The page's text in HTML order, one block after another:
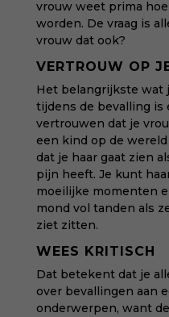
vrouw weet prima
worden. De vraag is
vrouw dat ook?
VERTROUW OP
Het belangrijkste wat
tijdens de bevalling is
vertrouwen dat je
een kind op de
dat je haar gaat zien
pijn heeft. Je kunt
moeilijke momenten
mond vol tanden als
ziet zitten.
WEES KRITISCH
Dat betekent dat je
over bevallingen aan
onderwerpen, want